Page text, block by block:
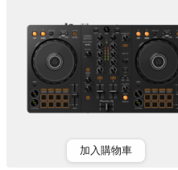
加入購物車